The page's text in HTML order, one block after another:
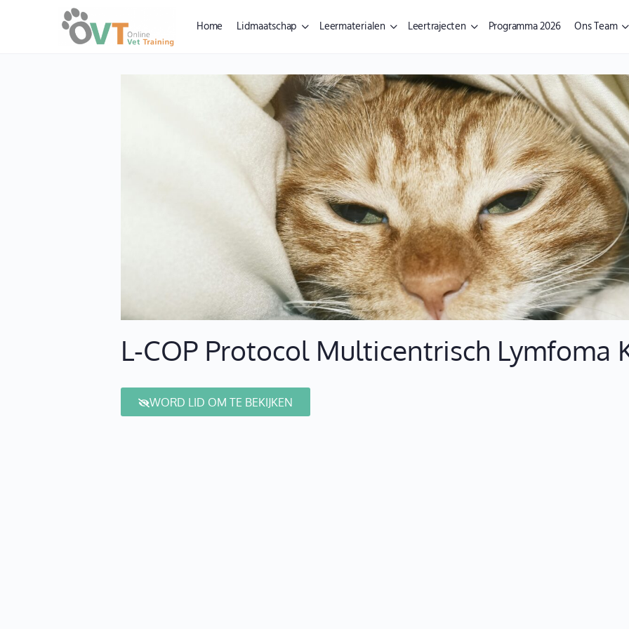
Home Lidmaatschap Leermaterialen Leertrajecten Programma 2026 Ons Team
L-COP Protocol Multicentrisch Lymfoma
WORD LID OM TE BEKIJKEN